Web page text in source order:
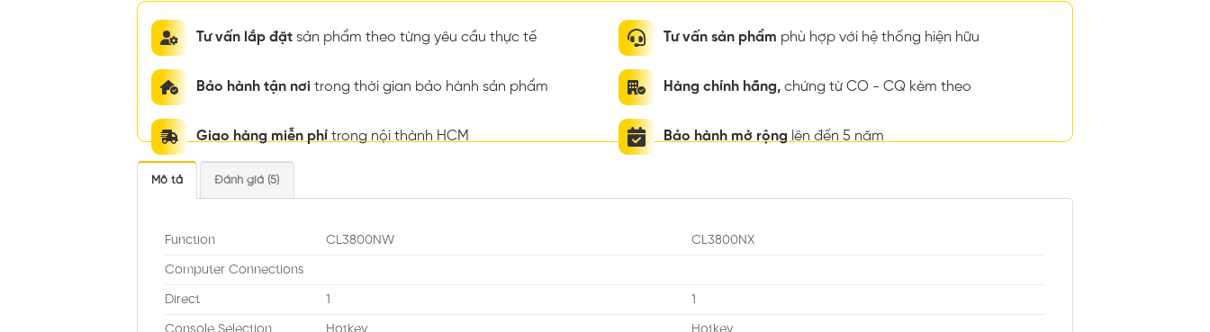
Tư vấn lắp đặt sản phẩm theo từng yêu cầu thực tế
Bảo hành tận nơi trong thời gian bảo hành sản phẩm
Giao hàng miễn phí trong nội thành HCM
Tư vấn sản phẩm phù hợp với hệ thống hiện hữu
Hàng chính hãng, chứng từ CO - CQ kèm theo
Bảo hành mở rộng lên đến 5 năm
Mô tả Đánh giá (5)
Function CL3800NW CL3800NX
Computer Connections
Direct 1 1
Console Selection Hotkey Hotkey